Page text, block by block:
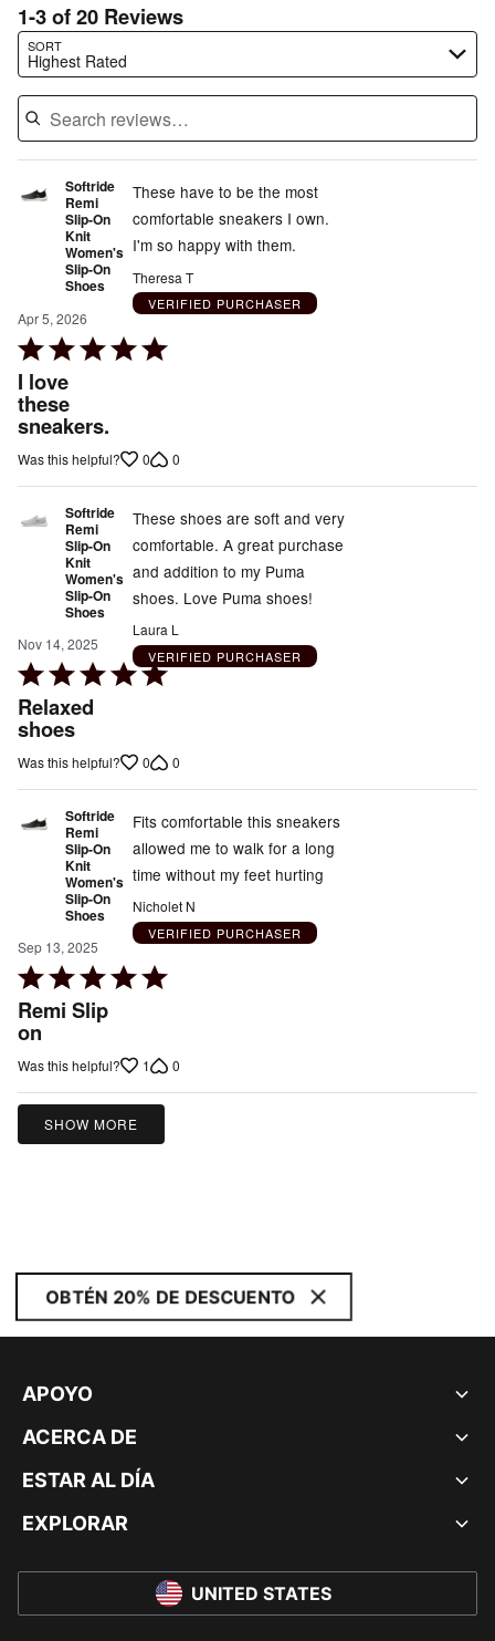
1-3 of 20 Reviews
SORT
Highest Rated
Search reviews…
Softride
Remi
Slip-On
Knit
Women's
Slip-On
Shoes
Apr 5, 2026
Rated
5
out
of
5
I love
these
sneakers.
These have to be the most
comfortable sneakers I own.
I'm so happy with them.
Theresa T
VERIFIED PURCHASER
Was this helpful? 0 0
Softride
Remi
Slip-On
Knit
Women's
Slip-On
Shoes
Nov 14, 2025
Rated
5
out
of
Relaxed
shoes
These shoes are soft and very
comfortable. A great purchase
and addition to my Puma
shoes. Love Puma shoes!
Laura L
VERIFIED PURCHASER
Was this helpful? 0 0
Softride
Remi
Slip-On
Knit
Women's
Slip-On
Shoes
Sep 13, 2025
Rated
5
out
of
Remi Slip
on
Fits comfortable this sneakers
allowed me to walk for a long
time without my feet hurting
Nicholet N
VERIFIED PURCHASER
Was this helpful? 1 0
SHOW MORE
OBTÉN 20% DE DESCUENTO
APOYO
ACERCA DE
ESTAR AL DÍA
EXPLORAR
UNITED STATES